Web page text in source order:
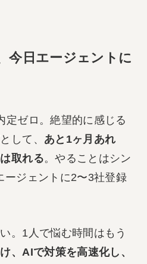
今日エージェントに
定ゼロ。絶望的に感じる
して、 あと1ヶ月あれ
取れる。やることはシン
ジェントに2〜3社登録
。1人で悩む時間はもう
、AIで対策を高速化し、